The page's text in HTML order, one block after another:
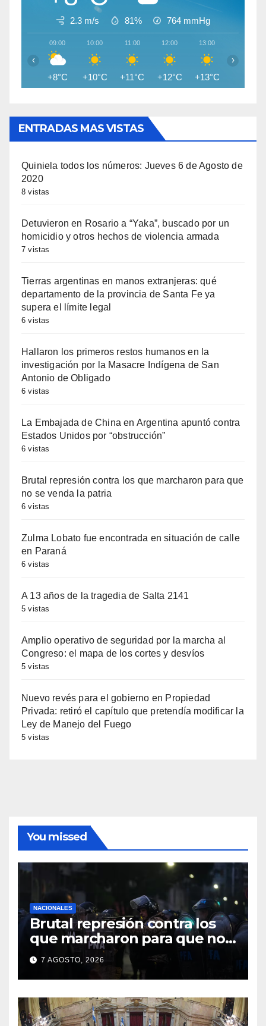
2.3 m/s 81% 764 mmHg
09:00
+8°C
10:00
+10°C
11:00
+11°C
12:00
+12°C
13:00
+13°C
‹ ›
ENTRADAS MAS VISTAS
Quiniela todos los números: Jueves 6 de Agosto de
2020
8 vistas
Detuvieron en Rosario a “Yaka”, buscado por un
homicidio y otros hechos de violencia armada
7 vistas
Tierras argentinas en manos extranjeras: qué
departamento de la provincia de Santa Fe ya
supera el límite legal
6 vistas
Hallaron los primeros restos humanos en la
investigación por la Masacre Indígena de San
Antonio de Obligado
6 vistas
La Embajada de China en Argentina apuntó contra
Estados Unidos por “obstrucción”
6 vistas
Brutal represión contra los que marcharon para que
no se venda la patria
6 vistas
Zulma Lobato fue encontrada en situación de calle
en Paraná
6 vistas
A 13 años de la tragedia de Salta 2141
5 vistas
Amplio operativo de seguridad por la marcha al
Congreso: el mapa de los cortes y desvíos
5 vistas
Nuevo revés para el gobierno en Propiedad
Privada: retiró el capítulo que pretendía modificar la
Ley de Manejo del Fuego
5 vistas
You missed
NACIONALES
Brutal represión contra los
que marcharon para que no
se venda la patria
7 AGOSTO, 2026